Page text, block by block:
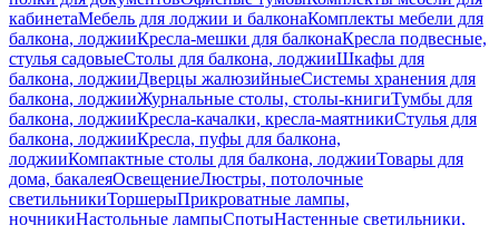
кабинетаМебель для лоджии и балконаКомплекты мебели для
балкона, лоджииКресла-мешки для балконаКресла подвесные,
стулья садовыеСтолы для балкона, лоджииШкафы для
балкона, лоджииДверцы жалюзийныеСистемы хранения для
балкона, лоджииЖурнальные столы, столы-книгиТумбы для
балкона, лоджииКресла-качалки, кресла-маятникиСтулья для
балкона, лоджииКресла, пуфы для балкона,
лоджииКомпактные столы для балкона, лоджииТовары для
дома, бакалеяОсвещениеЛюстры, потолочные
светильникиТоршерыПрикроватные лампы,
ночникиНастольные лампыСпотыНастенные светильники,